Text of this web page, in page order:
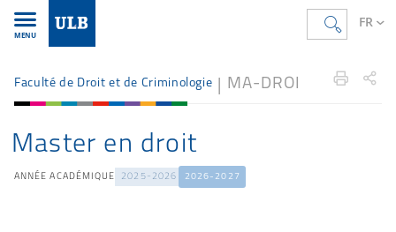
FR
MENU
Faculté de Droit et de Criminologie MA-DROI
Master en droit
ANNÉE ACADÉMIQUE 2025-2026 2026-2027